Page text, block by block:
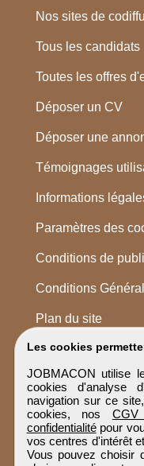
Les cookies
JOBMACON utilise
cookies d'analyse
navigation sur ce
cookies, nos
confidentialitépour
vos centres d'intérêt
Vous pouvez choisir
Nos sites de
Tous les candidats
Toutes les offres
Déposer un CV
Déposer une
Témoignages
Informations
Paramètres des
Conditions de
Conditions
Plan du site